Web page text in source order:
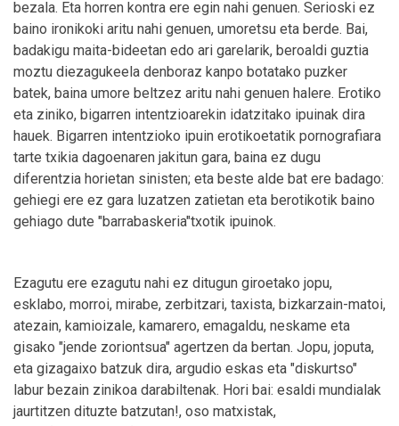
bezala. Eta horren kontra ere egin nahi genuen. Serioski ez
baino ironikoki aritu nahi genuen, umoretsu eta berde. Bai,
badakigu maita-bideetan edo ari garelarik, beroaldi guztia
moztu diezagukeela denboraz kanpo botatako puzker
batek, baina umore beltzez aritu nahi genuen halere. Erotiko
eta ziniko, bigarren intentzioarekin idatzitako ipuinak dira
hauek. Bigarren intentzioko ipuin erotikoetatik pornografiara
tarte txikia dagoenaren jakitun gara, baina ez dugu
diferentzia horietan sinisten; eta beste alde bat ere badago:
gehiegi ere ez gara luzatzen zatietan eta berotikotik baino
gehiago dute "barrabaskeria"txotik ipuinok.
Ezagutu ere ezagutu nahi ez ditugun giroetako jopu,
esklabo, morroi, mirabe, zerbitzari, taxista, bizkarzain-matoi,
atezain, kamioizale, kamarero, emagaldu, neskame eta
gisako "jende zoriontsua" agertzen da bertan. Jopu, joputa,
eta gizagaixo batzuk dira, argudio eskas eta "diskurtso"
labur bezain zinikoa darabiltenak. Hori bai: esaldi mundialak
jaurtitzen dituzte batzutan!, oso matxistak,